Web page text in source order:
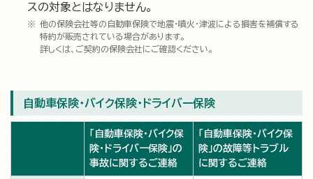
スの対象とはなりません。
他の保険会社等の自動車保険で地震・噴火・津波による損害を補償する
特約が販売されている場合があります。
詳しくは、ご契約の保険会社にご確認ください。
自動車保険・バイク保険・ドライバー保険
「自動車保険・バイク保
険・ドライバー保険」の
事故に関するご連絡
「自動車保険・バイク保
険」の故障等トラブル
に関するご連絡